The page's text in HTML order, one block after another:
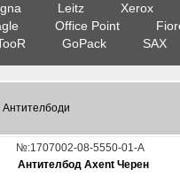
Leitz
Xerox
Office Point
GoPack SAX
Антителбоди
№:1707002-08-5550-01-А
Антителбод Axent Черен